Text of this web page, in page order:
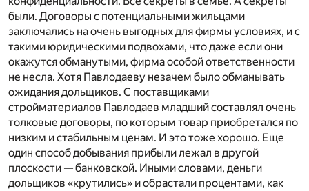
были. Договоры с потенциальными жильцами
заключались на очень выгодных для фирмы условиях, и с
такими юридическими подвохами, что даже если они
окажутся обманутыми, фирма особой ответственности
не несла. Хотя Павлодаеву незачем было обманывать
ожидания дольщиков. С поставщиками
стройматериалов Павлодаев младший составлял очень
толковые договоры, по которым товар приобретался по
низким и стабильным ценам. И это тоже хорошо. Еще
один способ добывания прибыли лежал в другой
плоскости — банковской. Иными словами, деньги
дольщиков «крутились» и обрастали процентами, как